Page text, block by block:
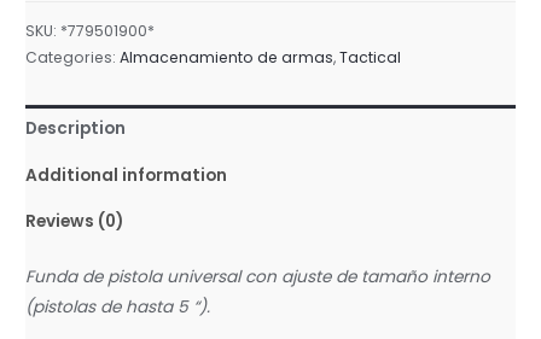
MK
quantity
SKU: *779501900*
Categories:Almacenamiento de armas,Tactical
Description
Additional information
Reviews (0)
Funda de pistola universal con ajuste de tamaño interno
(pistolas de hasta 5 “).